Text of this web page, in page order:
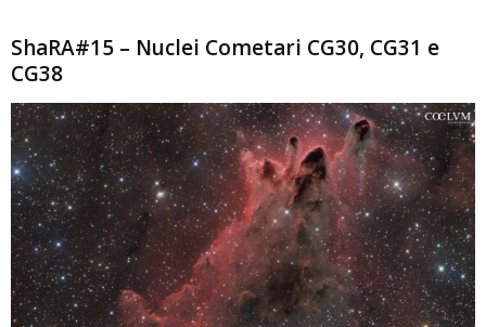
ShaRA#15 – Nuclei Cometari CG30, CG31 e
CG38